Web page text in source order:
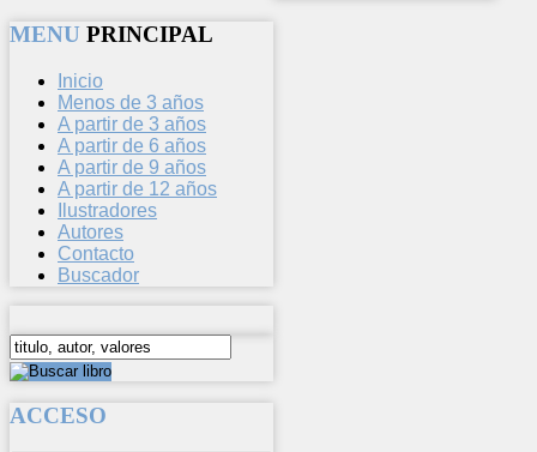
MENU PRINCIPAL
Inicio
Menos de 3 años
A partir de 3 años
A partir de 6 años
A partir de 9 años
A partir de 12 años
Ilustradores
Autores
Contacto
Buscador
ACCESO